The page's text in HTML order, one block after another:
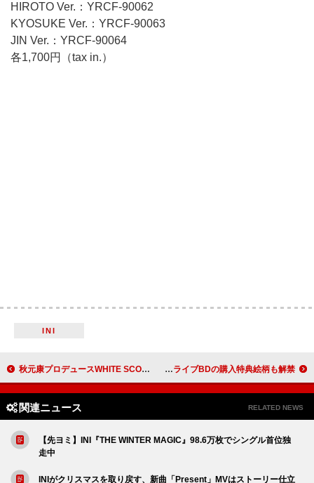
HIROTO Ver.：YRCF-90062
KYOSUKE Ver.：YRCF-90063
JIN Ver.：YRCF-90064
各1,700円（tax in.）
INI
秋元康プロデュースWHITE SCORPION、2ndミニALタイトル＆リード曲のダンスパフォーマンスビデオ公開 BUMP OF CHICKEN、新曲「I」MVプレミア公開へ CDシングル＆最新ライブBDの購入特典絵柄も解禁
関連ニュース RELATED NEWS
【先ヨミ】INI『THE WINTER MAGIC』98.6万枚でシングル首位独
走中
INIがクリスマスを取り戻す、新曲「Present」MVはストーリー仕立